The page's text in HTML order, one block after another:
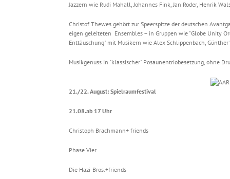
Jazzern wie Rudi Mahall, Johannes Fink, Jan Roder, Henrik
Christof Thewes gehört zur Speerspitze der deutschen
eigen geleiteten Ensembles – in Gruppen wie "Globe Unity
Enttäuschung" mit Musikern wie Alex Schlippenbach, Günther
Musikgenuss in "klassischer" Posaunentriobesetzung, ohne
21./22. August: Spielraumfestival
21.08.ab 17 Uhr
Christoph Brachmann+ friends
Phase Vier
Die Hazi-Bros.+friends